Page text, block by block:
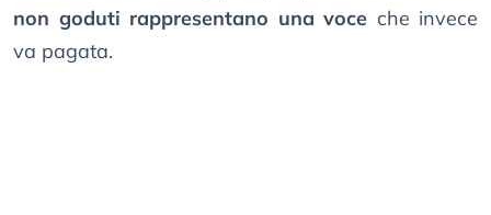
non goduti rappresentano una voce che invece
va pagata.